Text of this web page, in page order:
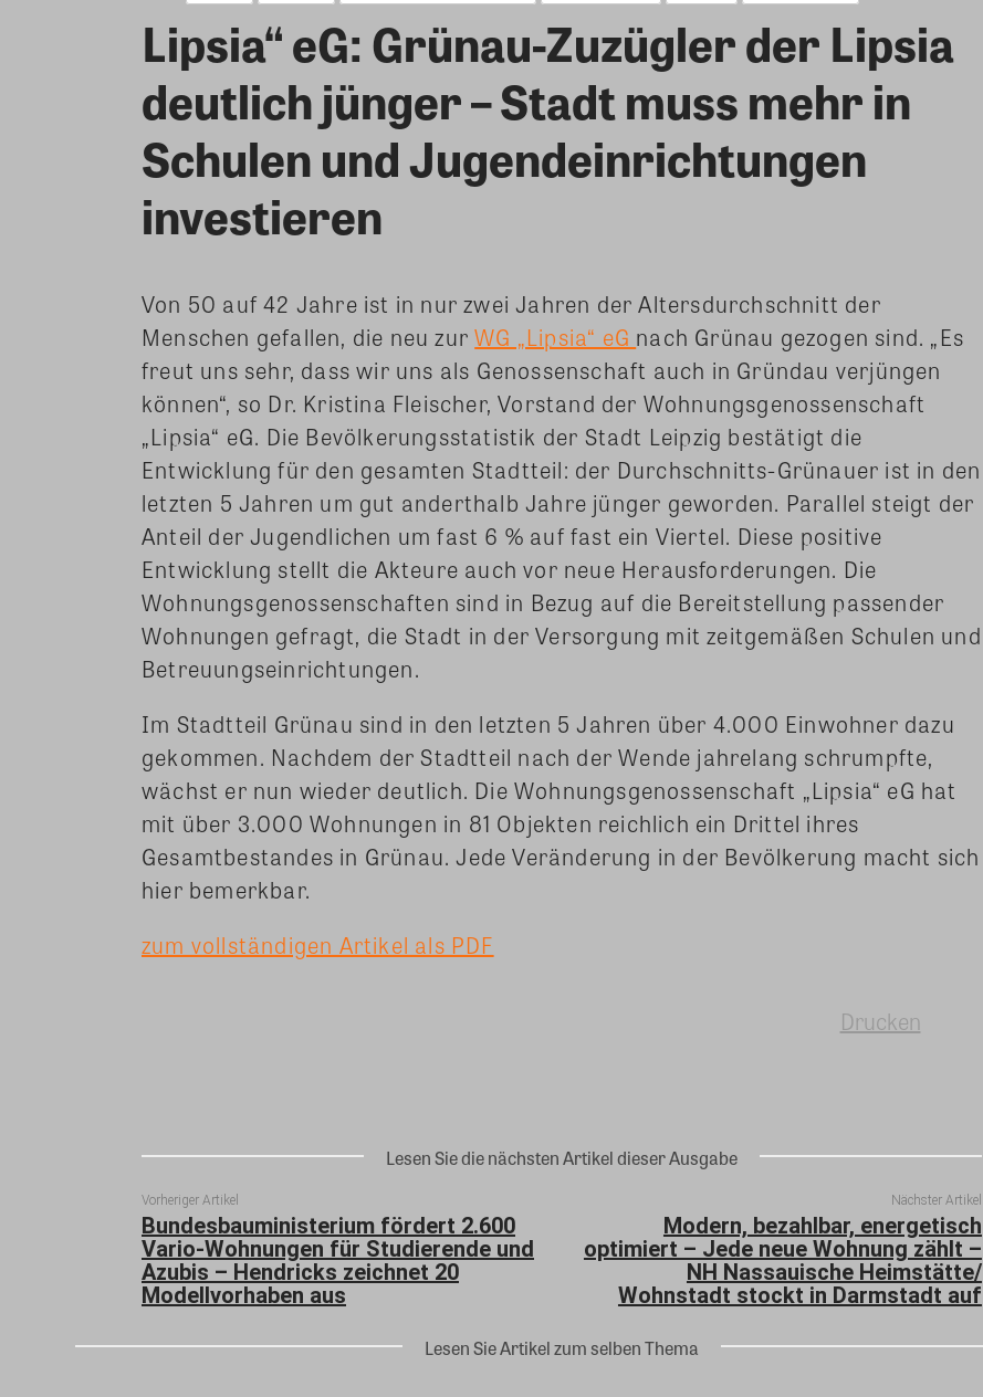
Lipsia“ eG: Grünau-Zuzügler der Lipsia
deutlich jünger – Stadt muss mehr in
Schulen und Jugendeinrichtungen
investieren
Von 50 auf 42 Jahre ist in nur zwei Jahren der Altersdurchschnitt der
Menschen gefallen, die neu zurWG „Lipsia“ eG nach Grünau gezogen sind. „Es
freut uns sehr, dass wir uns als Genossenschaft auch in Gründau verjüngen
können“, so Dr. Kristina Fleischer, Vorstand der Wohnungsgenossenschaft
„Lipsia“ eG. Die Bevölkerungsstatistik der Stadt Leipzig bestätigt die
Entwicklung für den gesamten Stadtteil: der Durchschnitts-Grünauer ist in den
letzten 5 Jahren um gut anderthalb Jahre jünger geworden. Parallel steigt der
Anteil der Jugendlichen um fast 6 % auf fast ein Viertel. Diese positive
Entwicklung stellt die Akteure auch vor neue Herausforderungen. Die
Wohnungsgenossenschaften sind in Bezug auf die Bereitstellung passender
Wohnungen gefragt, die Stadt in der Versorgung mit zeitgemäßen Schulen und
Betreuungseinrichtungen.
Im Stadtteil Grünau sind in den letzten 5 Jahren über 4.000 Einwohner dazu
gekommen. Nachdem der Stadtteil nach der Wende jahrelang schrumpfte,
wächst er nun wieder deutlich. Die Wohnungsgenossenschaft „Lipsia“ eG hat
mit über 3.000 Wohnungen in 81 Objekten reichlich ein Drittel ihres
Gesamtbestandes in Grünau. Jede Veränderung in der Bevölkerung macht sich
hier bemerkbar.
zum vollständigen Artikel als PDF
Drucken
Lesen Sie die nächsten Artikel dieser Ausgabe
Vorheriger Artikel
Bundesbauministerium fördert 2.600
Vario-Wohnungen für Studierende und
Azubis – Hendricks zeichnet 20
Modellvorhaben aus
Nächster Artikel
Modern, bezahlbar, energetisch
optimiert – Jede neue Wohnung zählt –
NH Nassauische Heimstätte/
Wohnstadt stockt in Darmstadt auf
Lesen Sie Artikel zum selben Thema